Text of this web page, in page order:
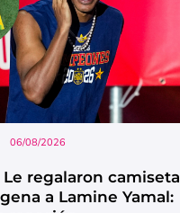
06/08/2026
regalaron camiseta
a Lamine Yamal: